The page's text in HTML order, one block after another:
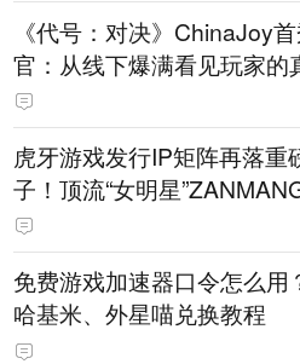
《代号：对决》ChinaJoy
官：从线下爆满看见玩家的
待
虎牙游戏发行IP矩阵再落重
子！顶流“女明星
PY 正版3D消除手游《消消
惊喜曝光
免费游戏加速器口令怎么用
哈基米、外星喵兑换教程